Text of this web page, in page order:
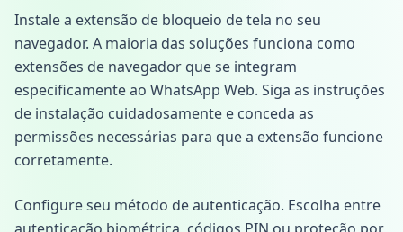
Instale a extensão de bloqueio de tela no seu
navegador. A maioria das soluções funciona como
extensões de navegador que se integram
especificamente ao WhatsApp Web. Siga as instruções
de instalação cuidadosamente e conceda as
permissões necessárias para que a extensão funcione
corretamente.
Configure seu método de autenticação. Escolha entre